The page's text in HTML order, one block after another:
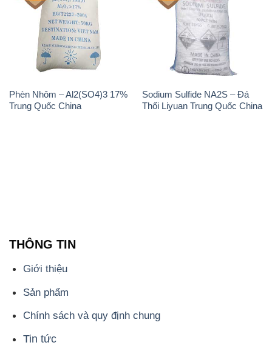
Phèn Nhôm – Al2(SO4)3 17%
Trung Quốc China
Sodium Sulfide NA2S – Đá
Thối Liyuan Trung Quốc China
Chính sách và quy định chung
Tin tức
Liên hệ
📞
PHÒNG KINH DOANH - CÔNG TY HÓA CHẤT